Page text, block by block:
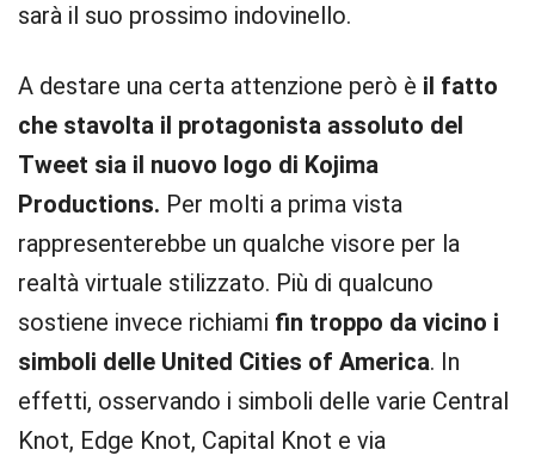
sarà il suo prossimo indovinello.
A destare una certa attenzione però è il fatto
che stavolta il protagonista assoluto del
Tweet sia il nuovo logo di Kojima
Productions. Per molti a prima vista
rappresenterebbe un qualche visore per la
realtà virtuale stilizzato. Più di qualcuno
sostiene invece richiami fin troppo da vicino i
simboli delle United Cities of America. In
effetti, osservando i simboli delle varie Central
Knot, Edge Knot, Capital Knot e via